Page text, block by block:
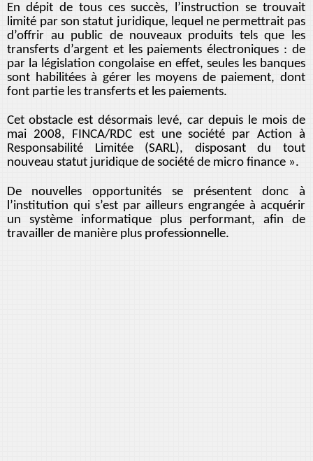
En dépit de tous ces succès, l’instruction se trouvait
limité par son statut juridique, lequel ne permettrait pas
d’offrir au public de nouveaux produits tels que les
transferts d’argent et les paiements électroniques : de
par la législation congolaise en effet, seules les banques
sont habilitées à gérer les moyens de paiement, dont
font partie les transferts et les paiements.
Cet obstacle est désormais levé, car depuis le mois de
mai 2008, FINCA/RDC est une société par Action à
Responsabilité Limitée (SARL), disposant du tout
nouveau statut juridique de société de micro finance ».
De nouvelles opportunités se présentent donc à
l’institution qui s’est par ailleurs engrangée à acquérir
un système informatique plus performant, afin de
travailler de manière plus professionnelle.